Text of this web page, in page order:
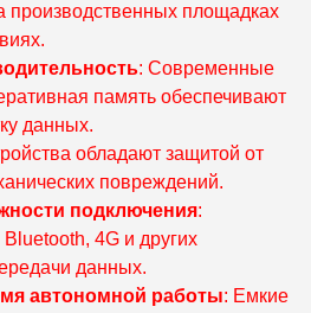
производственных площадках
: Современные
память обеспечивают
данных.
обладают защитой от
повреждений.
подключения:
4G и других
данных.
автономной работы: Емкие